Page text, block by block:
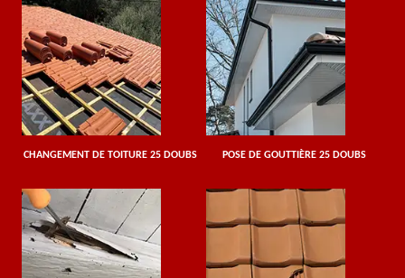
CHANGEMENT DE TOITURE 25 DOUBS POSE DE GOUTTIÈRE 25 DOUBS